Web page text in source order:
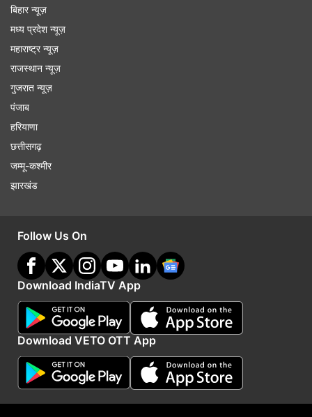
बिहार न्यूज़
मध्य प्रदेश न्यूज़
महाराष्ट्र न्यूज़
राजस्थान न्यूज़
गुजरात न्यूज़
पंजाब
हरियाणा
छत्तीसगढ़
जम्मू-कश्मीर
झारखंड
Follow Us On
Download IndiaTV App
Download VETO OTT App